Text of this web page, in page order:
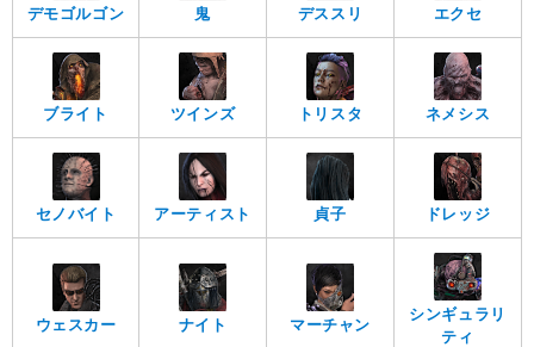
デモゴルゴン 鬼 デススリ エクセ
ブライト ツインズ トリスタ ネメシス
セノバイト アーティスト 貞子 ドレッジ
ウェスカー ナイト マーチャン
シンギュラリ
ティ